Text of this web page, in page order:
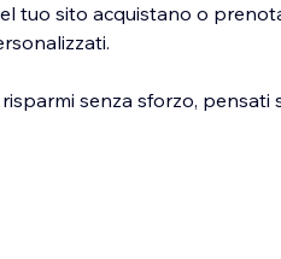
tuo sito acquistano o
senza sforzo, pensati